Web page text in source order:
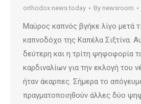
orthodox news today By newsroom
Μαύρος καπνός βγήκε λίγο μετά
καπνοδόχο της Καπέλα Σιξτίνα.
δεύτερη και η τρίτη ψηφοφορία
καρδιναλίων για την εκλογή του
ήταν άκαρπες. Σήμερα το
πραγματοποιηθούν άλλες δύο